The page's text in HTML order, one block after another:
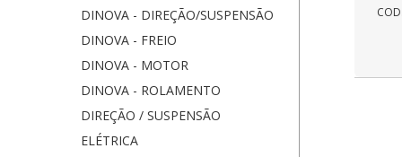
DINOVA - DIREÇÃO/SUSPENSÃO
DINOVA - FREIO
DINOVA - MOTOR
DINOVA - ROLAMENTO
DIREÇÃO / SUSPENSÃO
ELÉTRICA